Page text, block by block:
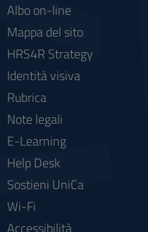
Albo on-line
Mappa del sito
HRS4R Strategy
Identità visiva
Rubrica
Note legali
E-Learning
Help Desk
Sostieni UniCa
Wi-Fi
Accessibilità